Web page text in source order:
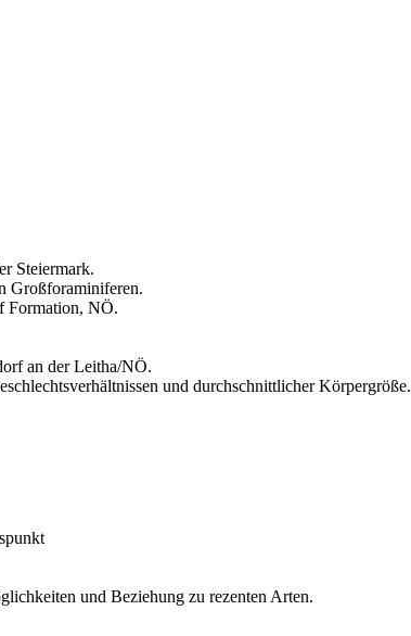
Steiermark.
Großforaminiferen.
Formation, NÖ.
an der Leitha/NÖ.
und durchschnittlicher Körpergröße.
und Beziehung zu rezenten Arten.